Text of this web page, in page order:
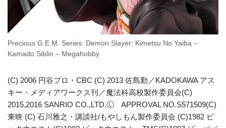
Precious G.E.M. Series: Demon Slayer: Kimetsu No Yaiba –
Kamado Siblin – Megahobby
(C) 2006 円谷プロ・CBC (C) 2013 佐島勤／KADOKAWA アス
キー・メディアワークス刊／魔法科高校製作委員会(C)
2015,2016 SANRIO CO.,LTD.Ⓛ APPROVAL NO.S571509(C)
東映 (C) 石川雅之・講談社/もやしもん製作委員会 (C)1982 ビ